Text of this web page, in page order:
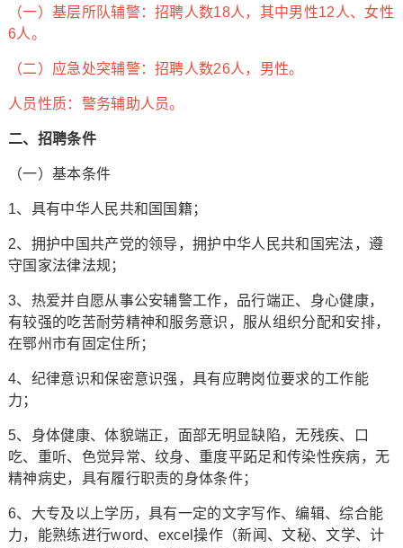
（一）基层所队辅警：招聘人数18人，其中男性12人、女性
6人。
（二）应急处突辅警：招聘人数26人，男性。
人员性质：警务辅助人员。
二、招聘条件
（一）基本条件
1、具有中华人民共和国国籍；
2、拥护中国共产党的领导，拥护中华人民共和国宪法，遵
守国家法律法规；
3、热爱并自愿从事公安辅警工作，品行端正、身心健康，
有较强的吃苦耐劳精神和服务意识，服从组织分配和安排，
在鄂州市有固定住所；
4、纪律意识和保密意识强，具有应聘岗位要求的工作能
力；
5、身体健康、体貌端正，面部无明显缺陷，无残疾、口
吃、重听、色觉异常、纹身、重度平跖足和传染性疾病，无
精神病史，具有履行职责的身体条件；
6、大专及以上学历，具有一定的文字写作、编辑、综合能
力，能熟练进行word、excel操作（新闻、文秘、文学、计